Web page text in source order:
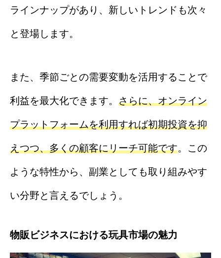
ラインナップがあり、新しいトレンドも次々
と登場します。
また、季節ごとの需要変動を活用することで
利益を最大化できます。 さらに、オンライン
プラットフォームを利用すれば初期投資を抑
えつつ、多くの顧客にリーチ可能です。この
ような特性から、副業としても取り組みやす
い分野と言えるでしょう。
物販ビジネスにおける玩具市場の魅力